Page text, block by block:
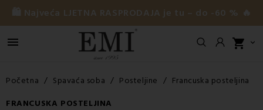
🛍️ Najveća LJETNA RASPRODAJA je tu – do -60 % 🔥
 shopping_cart 
Početna Spavaća soba Posteljine
Francuska posteljina
FRANCUSKA POSTELJINA